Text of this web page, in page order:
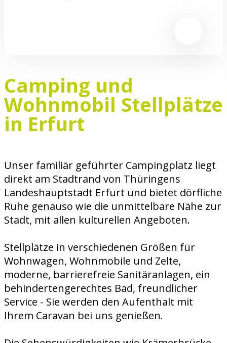
Camping und
Wohnmobil Stellplätze
in Erfurt
Unser familiär geführter Campingplatz liegt
direkt am Stadtrand von Thüringens
Landeshauptstadt Erfurt und bietet dörfliche
Ruhe genauso wie die unmittelbare Nähe zur
Stadt, mit allen kulturellen Angeboten.
Stellplätze in verschiedenen Größen für
Wohnwagen, Wohnmobile und Zelte,
moderne, barrierefreie Sanitäranlagen, ein
behindertengerechtes Bad, freundlicher
Service - Sie werden den Aufenthalt mit
Ihrem Caravan bei uns genießen.